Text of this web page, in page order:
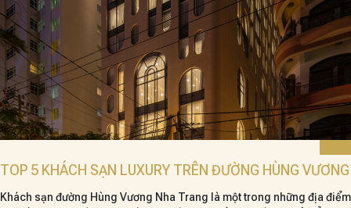
TOP 5 KHÁCH SẠN LUXURY TRÊN ĐƯỜNG HÙNG VƯƠNG
Khách sạn đường Hùng Vương Nha Trang là một trong những địa điểm